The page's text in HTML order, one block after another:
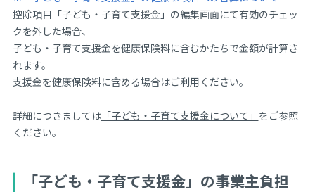
控除項目「子ども・子育て支援金」の編集画面にて有効のチェッ
クを外した場合、
子ども・子育て支援金を健康保険料に含むかたちで金額が計算さ
れます。
支援金を健康保険料に含める場合はご利用ください。
詳細につきましては「子ども・子育て支援金について」 をご参照
ください。
「子ども・子育て支援金」の事業主負担